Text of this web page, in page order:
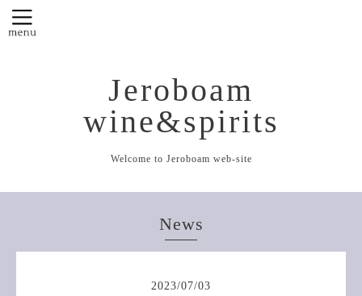
Jeroboam
wine&spirits
Welcome to Jeroboam web-site
News
2023/07/03